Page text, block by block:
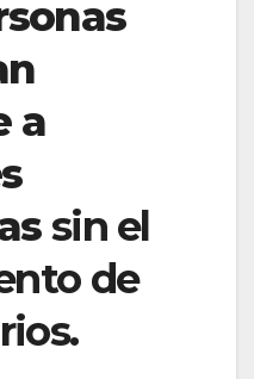
a
sin el
de